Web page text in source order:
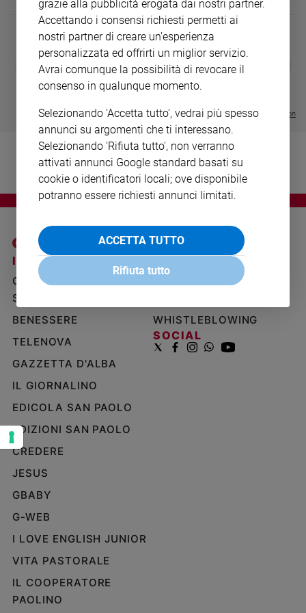
Ambiente
Volontariato
Aziende
settimana
Migranti
Diversità
inclusione
Costume
Cultura
spettacoli
Sanremo
2026
Tv
e
Musica
Arte
ed
e
figli
LE GRANDI BASILICHE ITALIANE
- VOL DA 1 AL 5
DIARIO G 2026-27
€ 8,90
- € 8,90
Visualizza tutte le collection
I SITI SAN PAOLO
GRUPPO EDITORIALE
SAN PAOLO
BENESSERE
TELENOVA
GAZZETTA D'ALBA
IL GIORNALINO
EDICOLA SAN PAOLO
EDIZIONI SAN PAOLO
CREDERE
JESUS
GBABY
G-WEB
I LOVE ENGLISH JUNIOR
VITA PASTORALE
IL COOPERATORE
PAOLINO
NOTE LEGALI
PRIVACY POLICY
WHISTLEBLOWING
SOCIAL
grazie alla pubblicità erogata dai nostri partner.
Accettando i consensi richiesti permetti ai
nostri partner di creare un'esperienza
personalizzata ed offrirti un miglior servizio.
Avrai comunque la possibilità di revocare il
consenso in qualunque momento.
Selezionando 'Accetta tutto', vedrai più spesso
annunci su argomenti che ti interessano.
Selezionando 'Rifiuta tutto', non verranno
attivati annunci Google standard basati su
cookie o identificatori locali; ove disponibile
potranno essere richiesti annunci limitati.
ACCETTA TUTTO
Rifiuta tutto